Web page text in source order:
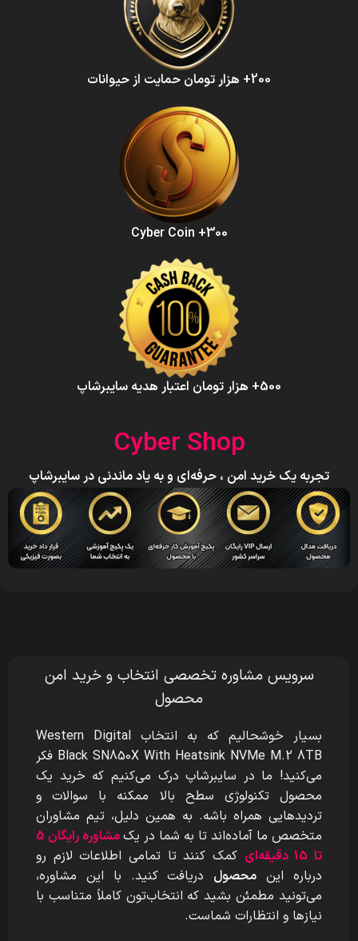
200+ هزار تومان حمایت از حیوانات
300+ Cyber Coin
500+ هزار تومان اعتبار هدیه سایبرشاپ
Cyber Shop
تجربه یک خرید امن ، حرفه‌ای و به یاد ماندنی در سایبرشاپ
سرویس مشاوره تخصصی انتخاب و خرید امن
محصول
بسیار خوشحالیم که به انتخاب Western Digital
Black SN850X With Heatsink NVMe M.2 8TB فکر
می‌کنید! ما در سایبرشاپ درک می‌کنیم که خرید یک
محصول تکنولوژی سطح بالا ممکنه با سوالات و
تردیدهایی همراه باشه. به همین دلیل، تیم مشاوران
متخصص ما آماده‌اند تا به شما در یک
مشاوره رایگان 5
تا 15 دقیقه‌ای
کمک کنند تا تمامی اطلاعات لازم رو
درباره این محصول دریافت کنید. با این مشاوره،
می‌تونید مطمئن بشید که انتخاب‌تون کاملاً متناسب با
نیازها و انتظارات شماست.